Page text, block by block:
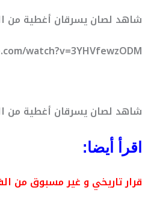
شاهد لصان يسرقان أغطية من
watch?v=3YHVfewzODM
شاهد لصان يسرقان أغطية من
اقرأ أيضا:
قرار تاريخي و غير مسبوق من